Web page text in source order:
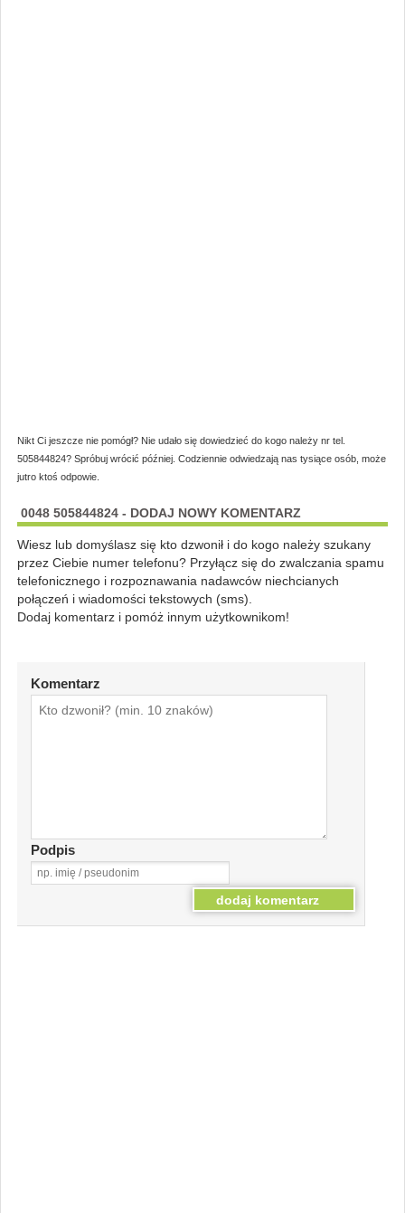
Nikt Ci jeszcze nie pomógł? Nie udało się dowiedzieć do kogo należy nr tel.
505844824? Spróbuj wrócić później. Codziennie odwiedzają nas tysiące osób, może
jutro ktoś odpowie.
0048 505844824 - DODAJ NOWY KOMENTARZ
Wiesz lub domyślasz się kto dzwonił i do kogo należy szukany
przez Ciebie numer telefonu? Przyłącz się do zwalczania spamu
telefonicznego i rozpoznawania nadawców niechcianych
połączeń i wiadomości tekstowych (sms).
Dodaj komentarz i pomóż innym użytkownikom!
Komentarz
Podpis